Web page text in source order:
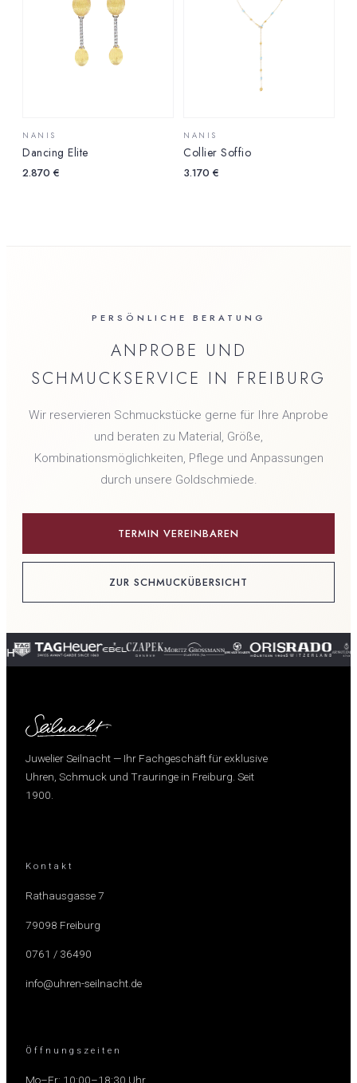
NANIS
Dancing Elite
2.870 €
NANIS
Collier Soffio
3.170 €
PERSÖNLICHE BERATUNG
ANPROBE UND
SCHMUCKSERVICE IN FREIBURG
Wir reservieren Schmuckstücke gerne für Ihre Anprobe
und beraten zu Material, Größe,
Kombinationsmöglichkeiten, Pflege und Anpassungen
durch unsere Goldschmiede.
TERMIN VEREINBAREN
ZUR SCHMUCKÜBERSICHT
Juwelier Seilnacht — Ihr Fachgeschäft für exklusive
Uhren, Schmuck und Trauringe in Freiburg. Seit
1900.
Kontakt
Rathausgasse 7
79098 Freiburg
0761 / 36490
info@uhren-seilnacht.de
Öffnungszeiten
Mo–Fr: 10:00–18:30 Uhr